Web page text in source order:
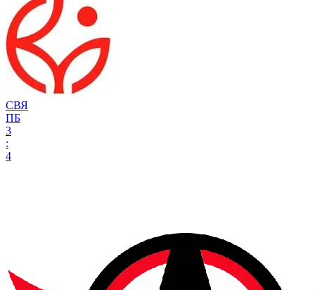
СВЯ
ПБ
3
:
4